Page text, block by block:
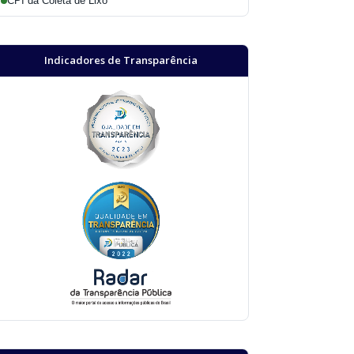
Indicadores de Transparência